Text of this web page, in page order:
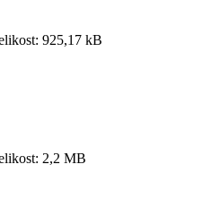
925,17 kB
2,2 MB